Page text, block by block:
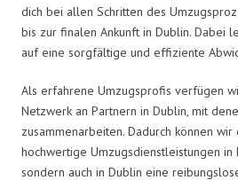
dich bei allen Schritten des
bis zur finalen Ankunft in Dublin. Dabei
auf eine sorgfältige und effiziente
Als erfahrene Umzugsprofis verfügen
Netzwerk an Partnern in Dublin, mit
zusammenarbeiten. Dadurch können
hochwertige Umzugsdienstleistungen in
sondern auch in Dublin eine